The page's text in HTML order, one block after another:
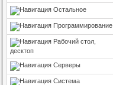
Остальное
Программирование
Рабочий стол,
десктоп
Серверы
Система